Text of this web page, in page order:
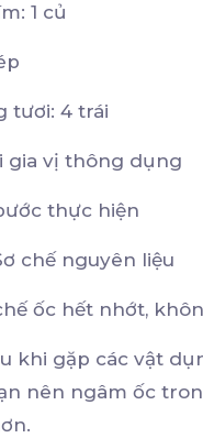
1 củ
tươi: 4 trái
gia vị thông dụng
thực hiện
chế nguyên liệu
ốc hết nhớt,
khi gặp các vật
nên ngâm ốc